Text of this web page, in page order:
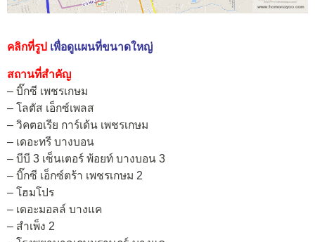
คลิกที่รูป เพื่อดูแผนที่ขนาดใหญ่
สถานที่สำคัญ
– บิ๊กซี เพชรเกษม
– โลตัส เอ็กซ์เพลส
– วิคตอเรีย การ์เด้น เพชรเกษม
– เดอะทรี บางบอน
– บีบี 3 เซ็นเตอร์ พ้อยท์ บางบอน 3
– บิ๊กซี เอ็กซ์ตร้า เพชรเกษม 2
– โฮมโปร
– เดอะมอลล์ บางแค
– สำเพ็ง 2